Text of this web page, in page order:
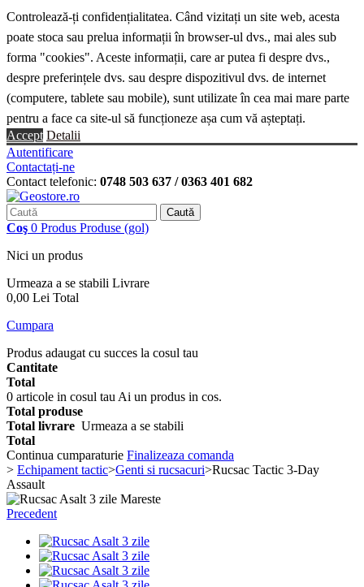
Controlează-ți confidențialitatea. Când vizitați un site web, acesta
poate stoca sau prelua informații în browser-ul dvs., mai ales sub
forma "cookies". Aceste informații, care ar putea fi despre dvs.,
despre preferințele dvs. sau despre dispozitivul dvs. de internet
(computere, tablete sau mobile), sunt utilizate în cea mai mare parte
pentru a face ca site-ul să funcționeze așa cum vă așteptați.
Accept Detalii
Autentificare
Contactați-ne
Contact telefonic: 0748 503 637 / 0363 401 682
Caută
Coş 0 Produs Produse (gol)
Nici un produs
Urmeaza a se stabili Livrare
0,00 Lei Total
Cumpara
Produs adaugat cu succes la cosul tau
Cantitate
Total
0 articole in cosul tau Ai un produs in cos.
Total produse
Total livrare Urmeaza a se stabili
Total
Continua cumparaturie Finalizeaza comanda
> Echipament tactic>Genti si rucsacuri>Rucsac Tactic 3-Day
Assault
Mareste
Precedent